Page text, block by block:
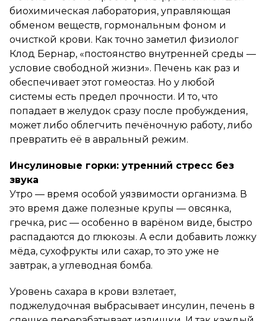
биохимическая лаборатория, управляющая
обменом веществ, гормональным фоном и
очисткой крови. Как точно заметил физиолог
Клод Бернар, «постоянство внутренней среды —
условие свободной жизни». Печень как раз и
обеспечивает этот гомеостаз. Но у любой
системы есть предел прочности. И то, что
попадает в желудок сразу после пробуждения,
может либо облегчить печёночную работу, либо
превратить её в авральный режим.
Инсулиновые горки: утренний стресс без
звука
Утро — время особой уязвимости организма. В
это время даже полезные крупы — овсянка,
гречка, рис — особенно в варёном виде, быстро
распадаются до глюкозы. А если добавить ложку
мёда, сухофрукты или сахар, то это уже не
завтрак, а углеводная бомба.
Уровень сахара в крови взлетает,
поджелудочная выбрасывает инсулин, печень в